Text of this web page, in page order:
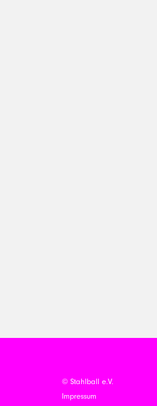
© Stahlball e.V.
Impressum